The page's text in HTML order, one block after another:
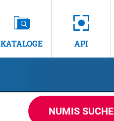
KATALOGE API
NUMIS SUCHE